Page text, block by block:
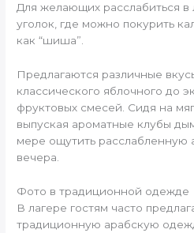
Для желающих расслабиться в
уголок, где можно покурить
как “шиша”.
Предлагаются различные
классического яблочного до
фруктовых смесей. Сидя на
выпуская ароматные клубы
мере ощутить расслабленную
вечера.
Фото в традиционной одежде
В лагере гостям часто
традиционную арабскую